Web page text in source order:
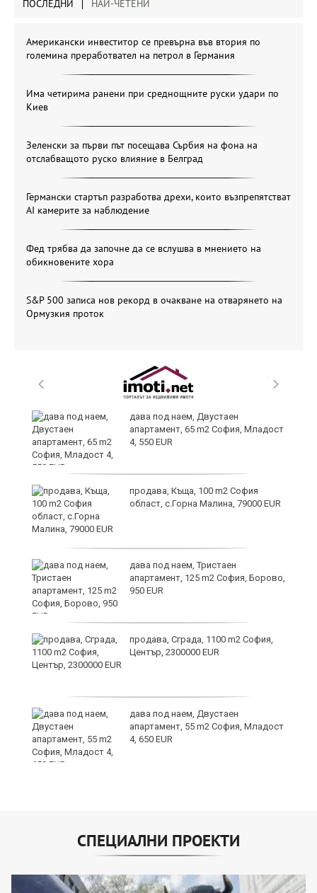
ПОСЛЕДНИ НАЙ-ЧЕТЕНИ
Американски инвеститор се превърна във втория по
големина преработвател на петрол в Германия
Има четирима ранени при среднощните руски удари по
Киев
Зеленски за първи път посещава Сърбия на фона на
отслабващото руско влияние в Белград
Германски стартъп разработва дрехи, които възпрепятстват
AI камерите за наблюдение
Фед трябва да започне да се вслушва в мнението на
обикновените хора
S&P 500 записа нов рекорд в очакване на отварянето на
Ормузкия проток
дава под наем, Двустаен
апартамент, 65 m2 София, Младост
4, 550 EUR
продава, Къща, 100 m2 София
област, с.Горна Малина, 79000 EUR
дава под наем, Тристаен
апартамент, 125 m2 София, Борово,
950 EUR
продава, Сграда, 1100 m2 София,
Център, 2300000 EUR
дава под наем, Двустаен
апартамент, 55 m2 София, Младост
4, 650 EUR
СПЕЦИАЛНИ ПРОЕКТИ